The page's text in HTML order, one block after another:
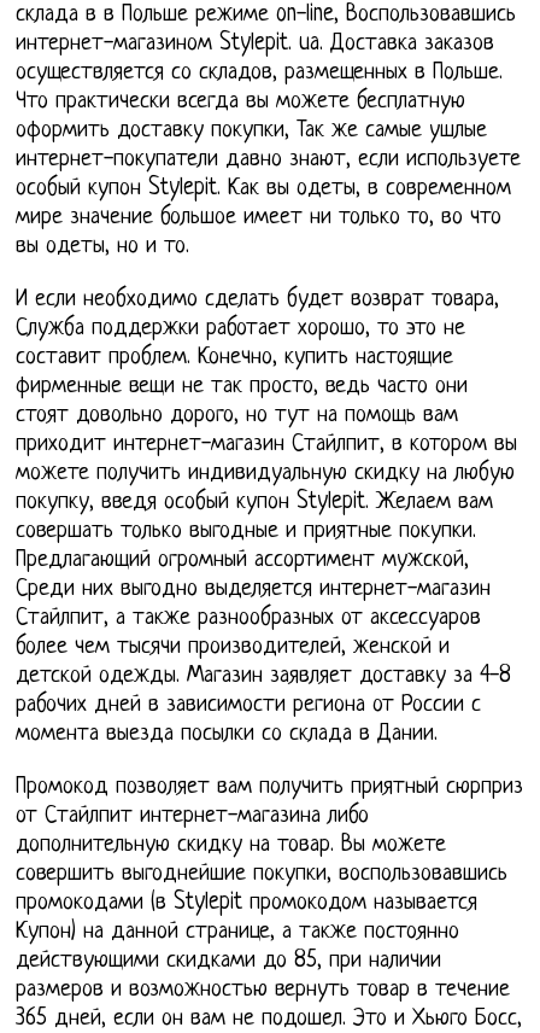
склада в в Польше режиме on-line, Воспользовавшись
интернет-магазином Stylepit. ua. Доставка заказов
осуществляется со складов, размещенных в Польше.
Что практически всегда вы можете бесплатную
оформить доставку покупки, Так же самые ушлые
интернет-покупатели давно знают, если используете
особый купон Stylepit. Как вы одеты, в современном
мире значение большое имеет ни только то, во что
вы одеты, но и то.
И если необходимо сделать будет возврат товара,
Служба поддержки работает хорошо, то это не
составит проблем. Конечно, купить настоящие
фирменные вещи не так просто, ведь часто они
стоят довольно дорого, но тут на помощь вам
приходит интернет-магазин Стайлпит, в котором вы
можете получить индивидуальную скидку на любую
покупку, введя особый купон Stylepit. Желаем вам
совершать только выгодные и приятные покупки.
Предлагающий огромный ассортимент мужской,
Среди них выгодно выделяется интернет-магазин
Стайлпит, а также разнообразных от аксессуаров
более чем тысячи производителей, женской и
детской одежды. Магазин заявляет доставку за 4-8
рабочих дней в зависимости региона от России с
момента выезда посылки со склада в Дании.
Промокод позволяет вам получить приятный сюрприз
от Стайлпит интернет-магазина либо
дополнительную скидку на товар. Вы можете
совершить выгоднейшие покупки, воспользовавшись
промокодами (в Stylepit промокодом называется
Купон) на данной странице, а также постоянно
действующими скидками до 85, при наличии
размеров и возможностью вернуть товар в течение
365 дней, если он вам не подошел. Это и Хьюго Босс,